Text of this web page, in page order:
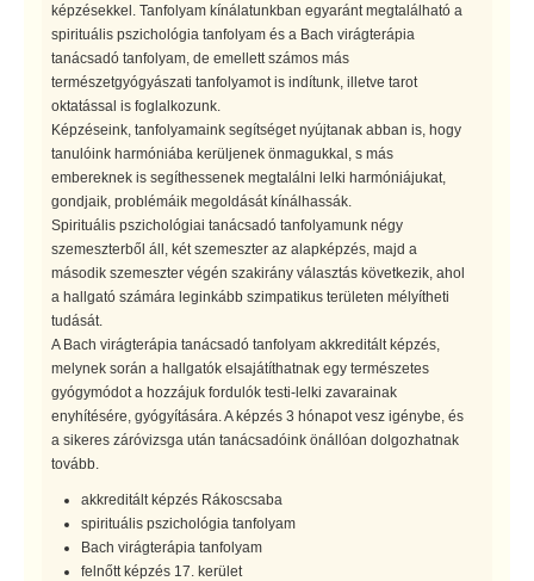
képzésekkel. Tanfolyam kínálatunkban egyaránt megtalálható a
spirituális pszichológia tanfolyam és a Bach virágterápia
tanácsadó tanfolyam, de emellett számos más
természetgyógyászati tanfolyamot is indítunk, illetve tarot
oktatással is foglalkozunk.
Képzéseink, tanfolyamaink segítséget nyújtanak abban is, hogy
tanulóink harmóniába kerüljenek önmagukkal, s más
embereknek is segíthessenek megtalálni lelki harmóniájukat,
gondjaik, problémáik megoldását kínálhassák.
Spirituális pszichológiai tanácsadó tanfolyamunk négy
szemeszterből áll, két szemeszter az alapképzés, majd a
második szemeszter végén szakirány választás következik, ahol
a hallgató számára leginkább szimpatikus területen mélyítheti
tudását.
A Bach virágterápia tanácsadó tanfolyam akkreditált képzés,
melynek során a hallgatók elsajátíthatnak egy természetes
gyógymódot a hozzájuk fordulók testi-lelki zavarainak
enyhítésére, gyógyítására. A képzés 3 hónapot vesz igénybe, és
a sikeres záróvizsga után tanácsadóink önállóan dolgozhatnak
tovább.
akkreditált képzés Rákoscsaba
spirituális pszichológia tanfolyam
Bach virágterápia tanfolyam
felnőtt képzés 17. kerület